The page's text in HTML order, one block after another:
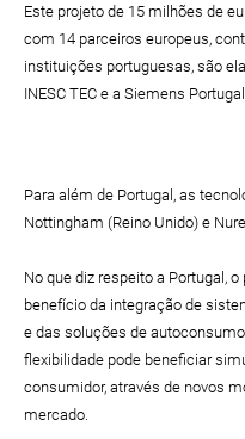
Este projeto de 15 milhões de
com 14 parceiros europeus,
instituições portuguesas, são
INESC TEC e a Siemens
Para além de Portugal, as
Nottingham (Reino Unido) e
No que diz respeito a Portugal,
benefício da integração de
e das soluções de
flexibilidade pode beneficiar
consumidor, através de novos
mercado.